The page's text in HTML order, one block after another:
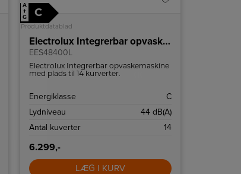
A
↑
G
C
Produktdatablad
Electrolux Integrerbar opvaskemaskine
EES48400L
Electrolux Integrerbar opvaskemaskine
med plads til 14 kurverter.
Energiklasse
C
Lydniveau
44 dB(A)
Antal kuverter
14
6.299,-
LÆG I KURV